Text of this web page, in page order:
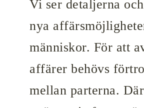
Vi ser detaljerna
nya
människor. För att
affärer behövs
mellan parterna.